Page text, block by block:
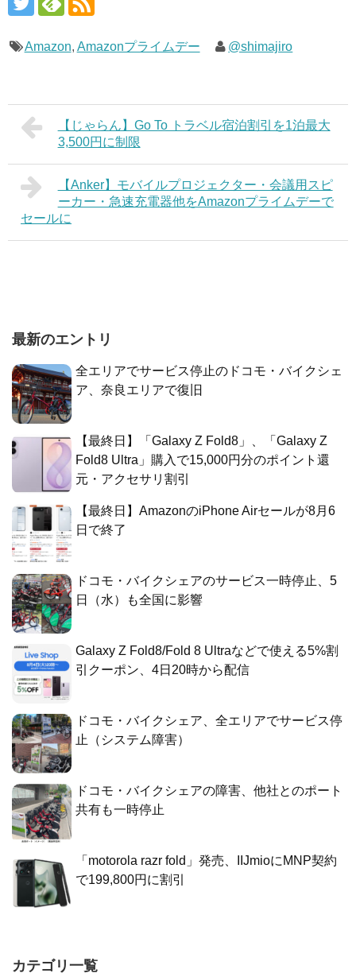
Amazon, Amazonプライムデー @shimajiro
【じゃらん】Go To トラベル宿泊割引を1泊最大
3,500円に制限
【Anker】モバイルプロジェクター・会議用スピ
ーカー・急速充電器他をAmazonプライムデーで
セールに
最新のエントリ
全エリアでサービス停止のドコモ・バイクシェ
ア、奈良エリアで復旧
【最終日】「Galaxy Z Fold8」、「Galaxy Z
Fold8 Ultra」購入で15,000円分のポイント還
元・アクセサリ割引
【最終日】AmazonのiPhone Airセールが8月6
日で終了
ドコモ・バイクシェアのサービス一時停止、5
日（水）も全国に影響
Galaxy Z Fold8/Fold 8 Ultraなどで使える5%割
引クーポン、4日20時から配信
ドコモ・バイクシェア、全エリアでサービス停
止（システム障害）
ドコモ・バイクシェアの障害、他社とのポート
共有も一時停止
「motorola razr fold」発売、IIJmioにMNP契約
で199,800円に割引
カテゴリ一覧